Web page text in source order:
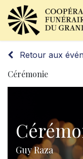
Retour aux
Cérémonie
Guy Raza